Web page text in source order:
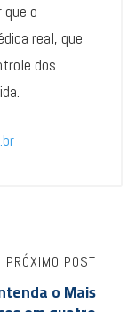
o
real, que
dos
PRÓXIMO POST
o Mais